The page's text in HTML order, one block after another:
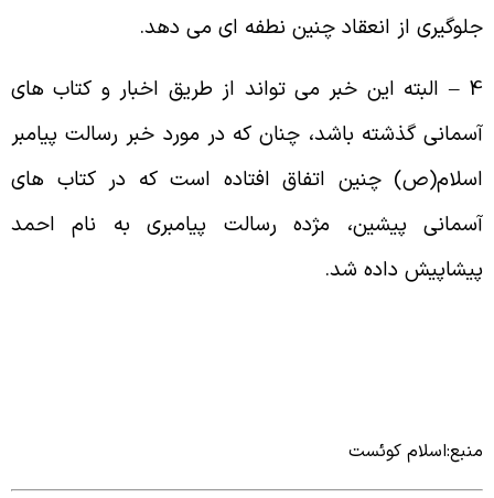
از انعقاد چنین نطفه ای می دهد.
4 – البته این خبر می تواند از طریق اخبار و کتاب های
گذشته باشد، چنان که در مورد خبر رسالت پیامبر
چنین اتفاق افتاده است که در کتاب های
پیشین، مژده رسالت پیامبری به نام احمد
داده شد.
کوئست